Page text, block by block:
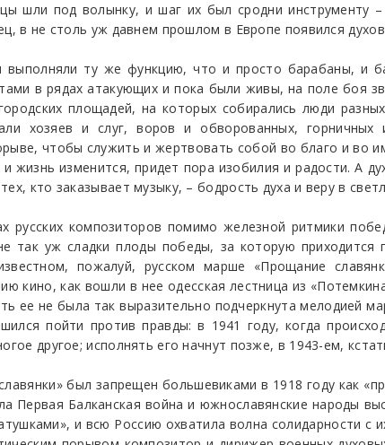
шли под волынку, и шаг их был сродни
в не столь уж давнем прошлом в Европе появился
выполняли ту же функцию, что и просто барабаны, и
в рядах атакующих и пока были живы, на поле боя
площадей, на которых собирались люди
хозяев и слуг, воров и обворованных,
чтобы служить и жертвовать собой во благо и во
и жизнь изменится, придет пора изобилия и радости. А
кто заказывает музыку, – бодрость духа и веру в
русских композиторов помимо железной ритмики
так уж сладки плоды победы, за которую
пожалуй, русском марше «Прощание
кино, как вошли в нее одесская лестница из
ее не была так выразительно подчеркнута мелодией
пойти против правды: в 1941 году, когда
другое; исполнять его начнут позже, в 1943-ем,
был запрещен большевиками в 1918 году как
Первая Балканская война и южнославянские народы
и всю Россию охватила волна солидарности